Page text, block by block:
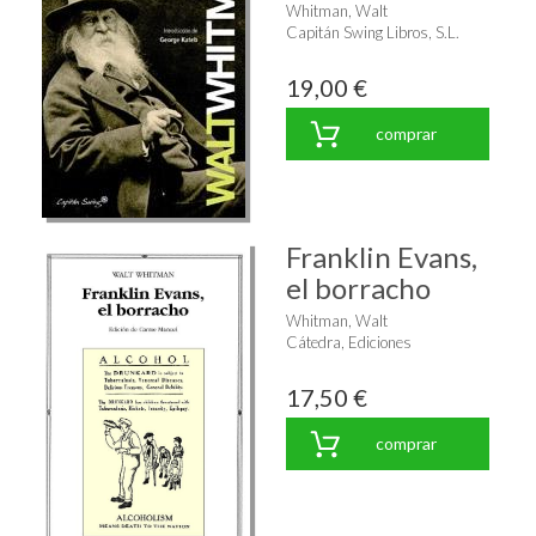
Whitman, Walt
Capitán Swing Libros, S.L.
19,00 €
comprar
Franklin Evans,
el borracho
Whitman, Walt
Cátedra, Ediciones
17,50 €
comprar